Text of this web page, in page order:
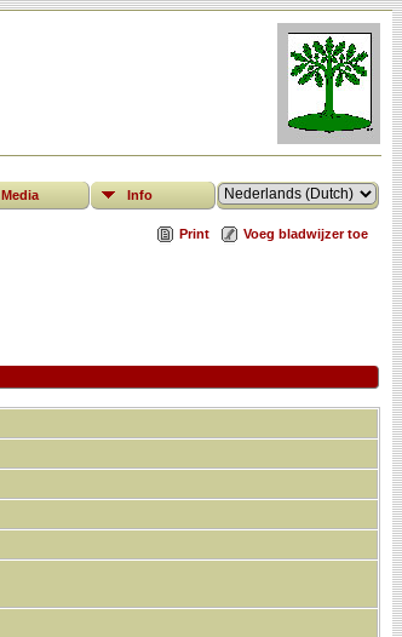
Media Info
Print Voeg bladwijzer toe